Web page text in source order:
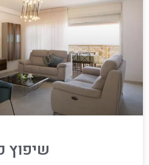
שיפוץ